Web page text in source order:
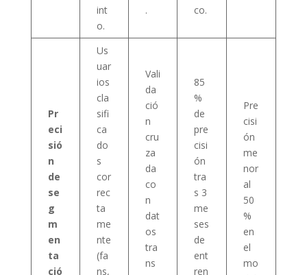
int
o.
.
co.
Pr
eci
sió
n
de
se
g
m
en
ta
ció
Us
uar
ios
cla
sifi
ca
do
s
cor
rec
ta
me
nte
(fa
ns,
Vali
da
ció
n
cru
za
da
co
n
dat
os
tra
ns
85
%
de
pre
cisi
ón
tra
s 3
me
ses
de
ent
ren
Pre
cisi
ón
me
nor
al
50
%
en
el
mo